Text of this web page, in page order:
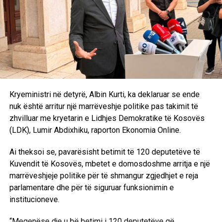
Kryeministri në detyrë, Albin Kurti, ka deklaruar se ende
nuk është arritur një marrëveshje politike pas takimit të
zhvilluar me kryetarin e Lidhjes Demokratike të Kosovës
(LDK), Lumir Abdixhiku, raporton Ekonomia Online.
Ai theksoi se, pavarësisht betimit të 120 deputetëve të
Kuvendit të Kosovës, mbetet e domosdoshme arritja e një
marrëveshjeje politike për të shmangur zgjedhjet e reja
parlamentare dhe për të siguruar funksionimin e
institucioneve.